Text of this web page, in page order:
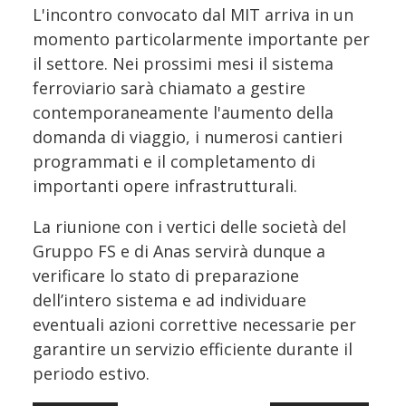
L'incontro convocato dal MIT arriva in un
momento particolarmente importante per
il settore. Nei prossimi mesi il sistema
ferroviario sarà chiamato a gestire
contemporaneamente l'aumento della
domanda di viaggio, i numerosi cantieri
programmati e il completamento di
importanti opere infrastrutturali.
La riunione con i vertici delle società del
Gruppo FS e di Anas servirà dunque a
verificare lo stato di preparazione
dell’intero sistema e ad individuare
eventuali azioni correttive necessarie per
garantire un servizio efficiente durante il
periodo estivo.